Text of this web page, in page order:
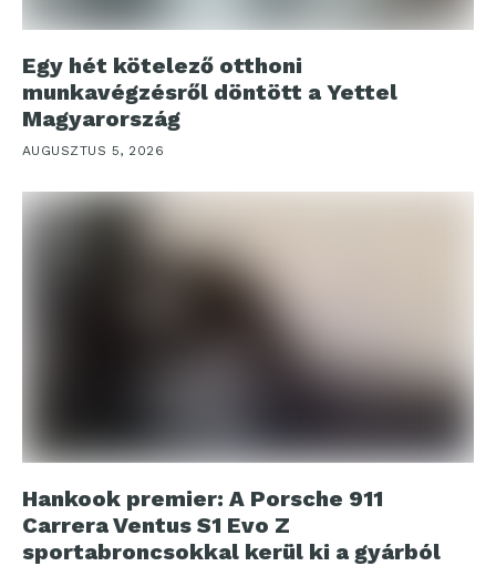
Egy hét kötelező otthoni
munkavégzésről döntött a Yettel
Magyarország
AUGUSZTUS 5, 2026
Hankook premier: A Porsche 911
Carrera Ventus S1 Evo Z
sportabroncsokkal kerül ki a gyárból